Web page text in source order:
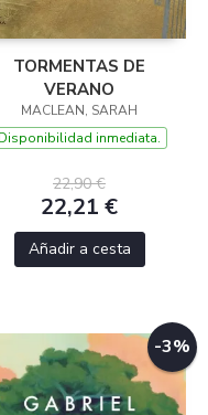
TORMENTAS DE
VERANO
MACLEAN, SARAH
Disponibilidad inmediata.
22,90 €
22,21 €
Añadir a cesta
-3%